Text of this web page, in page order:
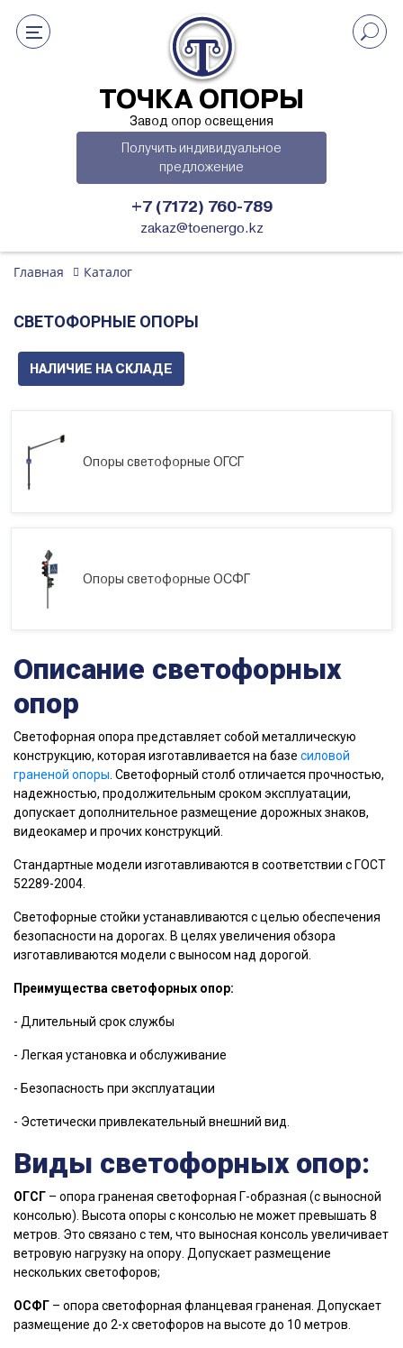
ТОЧКА ОПОРЫ
Завод опор освещения
Получить индивидуальное
предложение
+7 (7172) 760-789
zakaz@toenergo.kz
Главная Каталог
СВЕТОФОРНЫЕ ОПОРЫ
НАЛИЧИЕ НА СКЛАДЕ
Опоры светофорные ОГСГ
Опоры светофорные ОСФГ
Описание светофорных
опор
Светофорная опора представляет собой металлическую
конструкцию, которая изготавливается на базе силовой
граненой опоры . Светофорный столб отличается прочностью,
надежностью, продолжительным сроком эксплуатации,
допускает дополнительное размещение дорожных знаков,
видеокамер и прочих конструкций.
Стандартные модели изготавливаются в соответствии с ГОСТ
52289-2004.
Светофорные стойки устанавливаются с целью обеспечения
безопасности на дорогах. В целях увеличения обзора
изготавливаются модели с выносом над дорогой.
Преимущества светофорных опор:
- Длительный срок службы
- Легкая установка и обслуживание
- Безопасность при эксплуатации
- Эстетически привлекательный внешний вид.
Виды светофорных опор:
ОГСГ – опора граненая светофорная Г-образная (с выносной
консолью). Высота опоры с консолью не может превышать 8
метров. Это связано с тем, что выносная консоль увеличивает
ветровую нагрузку на опору. Допускает размещение
нескольких светофоров;
ОСФГ – опора светофорная фланцевая граненая. Допускает
размещение до 2-х светофоров на высоте до 10 метров.